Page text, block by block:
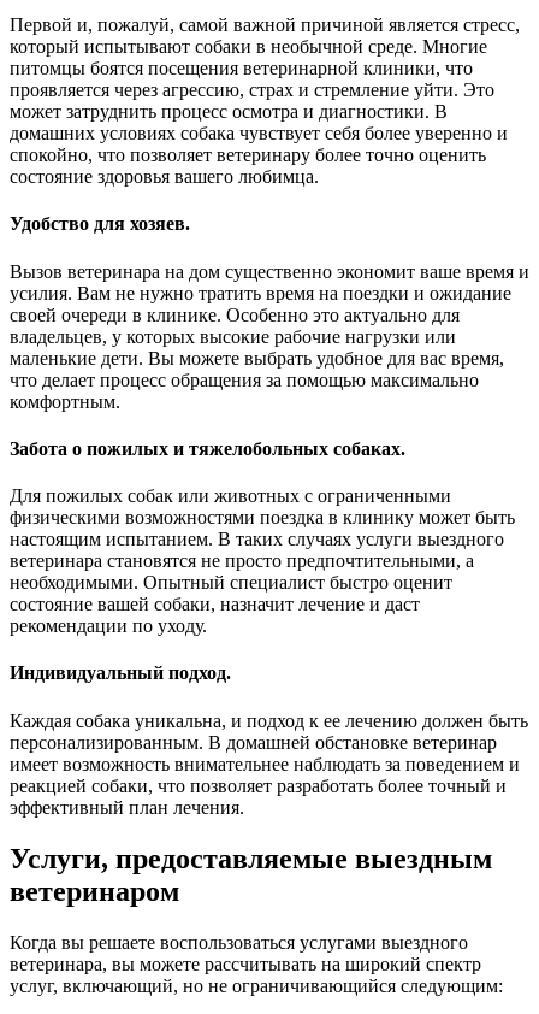
Первой и, пожалуй, самой важной причиной является стресс,
который испытывают собаки в необычной среде. Многие
питомцы боятся посещения ветеринарной клиники, что
проявляется через агрессию, страх и стремление уйти. Это
может затруднить процесс осмотра и диагностики. В
домашних условиях собака чувствует себя более уверенно и
спокойно, что позволяет ветеринару более точно оценить
состояние здоровья вашего любимца.
Удобство для хозяев.
Вызов ветеринара на дом существенно экономит ваше время и
усилия. Вам не нужно тратить время на поездки и ожидание
своей очереди в клинике. Особенно это актуально для
владельцев, у которых высокие рабочие нагрузки или
маленькие дети. Вы можете выбрать удобное для вас время,
что делает процесс обращения за помощью максимально
комфортным.
Забота о пожилых и тяжелобольных собаках.
Для пожилых собак или животных с ограниченными
физическими возможностями поездка в клинику может быть
настоящим испытанием. В таких случаях услуги выездного
ветеринара становятся не просто предпочтительными, а
необходимыми. Опытный специалист быстро оценит
состояние вашей собаки, назначит лечение и даст
рекомендации по уходу.
Индивидуальный подход.
Каждая собака уникальна, и подход к ее лечению должен быть
персонализированным. В домашней обстановке ветеринар
имеет возможность внимательнее наблюдать за поведением и
реакцией собаки, что позволяет разработать более точный и
эффективный план лечения.
Услуги, предоставляемые выездным
ветеринаром
Когда вы решаете воспользоваться услугами выездного
ветеринара, вы можете рассчитывать на широкий спектр
услуг, включающий, но не ограничивающийся следующим: